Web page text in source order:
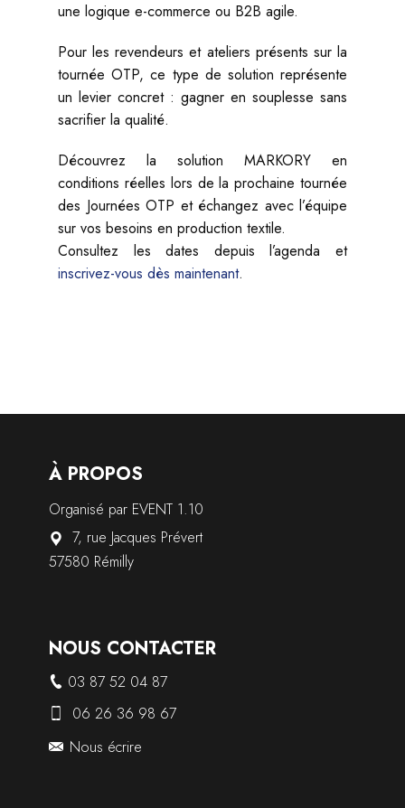
une logique e-commerce ou B2B agile.
Pour les revendeurs et ateliers présents sur la
tournée OTP, ce type de solution représente
un levier concret : gagner en souplesse sans
sacrifier la qualité.
Découvrez la solution MARKORY en
conditions réelles lors de la prochaine tournée
des Journées OTP et échangez avec l’équipe
sur vos besoins en production textile.
Consultez les dates depuis l’agenda et
inscrivez-vous dès maintenant.
À PROPOS
Organisé par EVENT 1.10
7, rue Jacques Prévert
57580 Rémilly
NOUS CONTACTER
03 87 52 04 87
06 26 36 98 67
Nous écrire